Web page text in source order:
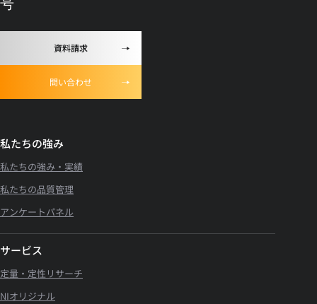
資料請求
問い合わせ
私たちの強み
私たちの強み・実績
私たちの品質管理
アンケートパネル
サービス
定量・定性リサーチ
NIオリジナル